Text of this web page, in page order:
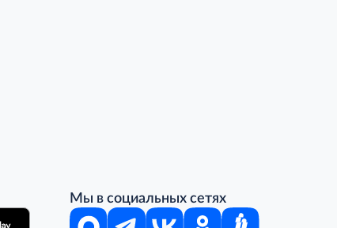
Мы в социальных сетях